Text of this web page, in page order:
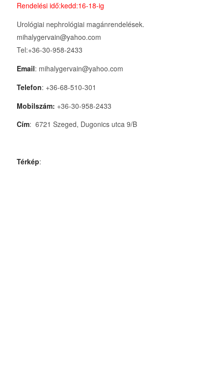
Rendelési idő:kedd:16-18-ig
Urológiai nephrológiai magánrendelések.
mihalygervain@yahoo.com
Tel:+36-30-958-2433
Email: mihalygervain@yahoo.com
Telefon: +36-68-510-301
Mobilszám: +36-30-958-2433
Cím: 6721 Szeged, Dugonics utca 9/B
Térkép: